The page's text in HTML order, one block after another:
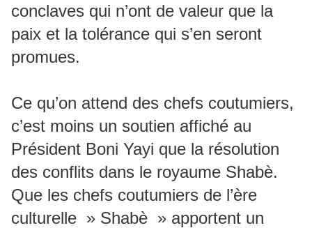
conclaves qui n’ont de valeur que la
paix et la tolérance qui s’en seront
promues.
Ce qu’on attend des chefs coutumiers,
c’est moins un soutien affiché au
Président Boni Yayi que la résolution
des conflits dans le royaume Shabè.
Que les chefs coutumiers de l’ère
culturelle » Shabè » apportent un